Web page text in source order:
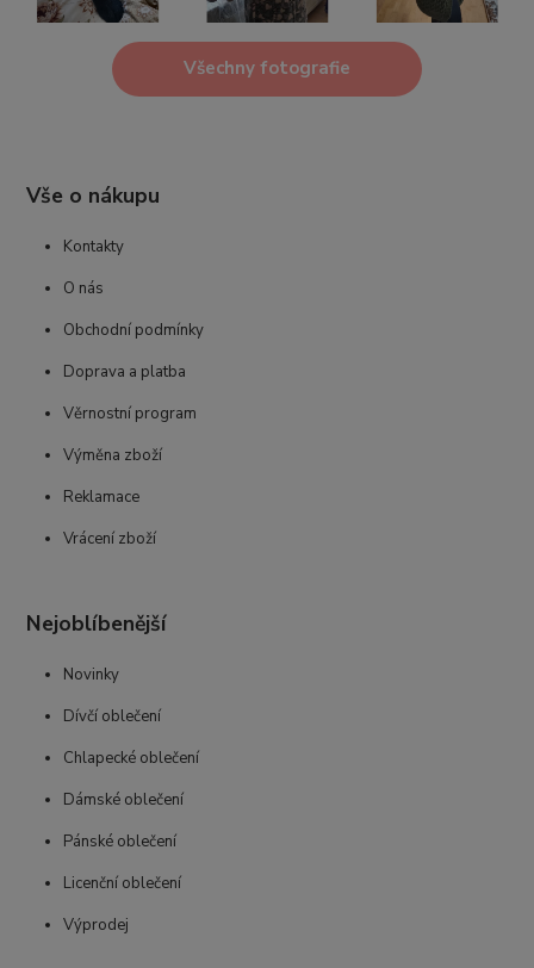
Všechny fotografie
Vše o nákupu
Kontakty
O nás
Obchodní podmínky
Doprava a platba
Věrnostní program
Výměna zboží
Reklamace
Vrácení zboží
Nejoblíbenější
Novinky
Dívčí oblečení
Chlapecké oblečení
Dámské oblečení
Pánské oblečení
Licenční oblečení
Výprodej